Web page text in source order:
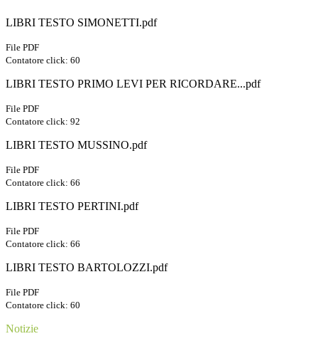
LIBRI TESTO SIMONETTI.pdf
File PDF
Contatore click: 60
LIBRI TESTO PRIMO LEVI PER RICORDARE...pdf
File PDF
Contatore click: 92
LIBRI TESTO MUSSINO.pdf
File PDF
Contatore click: 66
LIBRI TESTO PERTINI.pdf
File PDF
Contatore click: 66
LIBRI TESTO BARTOLOZZI.pdf
File PDF
Contatore click: 60
Notizie